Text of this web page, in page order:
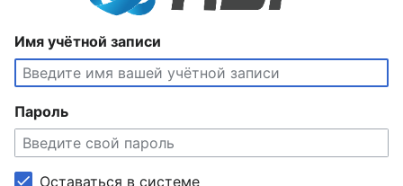
Имя учётной записи
Пароль
Оставаться в системе